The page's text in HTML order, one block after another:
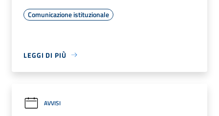
Comunicazione istituzionale
LEGGI DI PIÙ
AVVISI